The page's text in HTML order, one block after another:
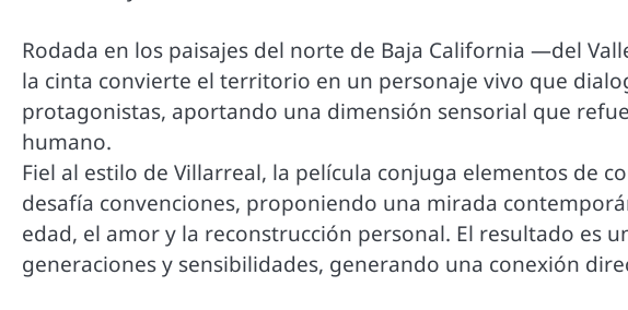
Rodada en los paisajes del norte de Baja California —del
la cinta convierte el territorio en un personaje vivo que
protagonistas, aportando una dimensión sensorial que
humano.
Fiel al estilo de Villarreal, la película conjuga elementos de
desafía convenciones, proponiendo una mirada
edad, el amor y la reconstrucción personal. El resultado es
generaciones y sensibilidades, generando una conexión